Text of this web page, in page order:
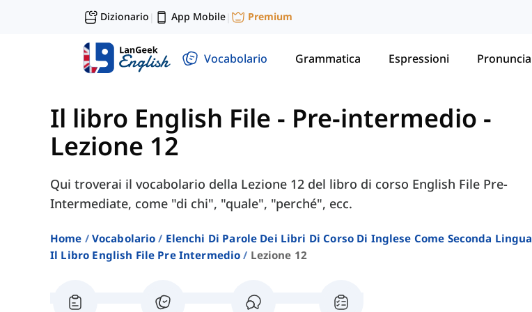
Dizionario | App Mobile| Premium
Vocabolario Grammatica Espressioni Pronuncia
Il libro English File - Pre-intermedio -
Lezione 12
Qui troverai il vocabolario della Lezione 12 del libro di corso English File Pre-
Intermediate, come "di chi", "quale", "perché", ecc.
Home Vocabolario
Elenchi Di Parole Dei Libri Di Corso Di Inglese Come Seconda Lingua
Il Libro English File Pre Intermedio
Lezione 12